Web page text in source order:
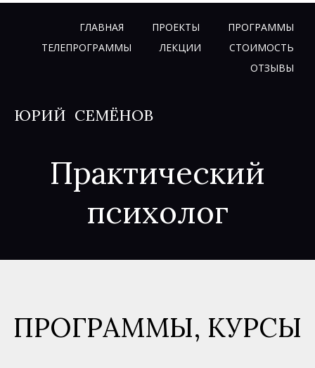
ГЛАВНАЯ ПРОЕКТЫ
ПРОГРАММЫ
ТЕЛЕПРОГРАММЫ
ЛЕКЦИИ
СТОИМОСТЬ
ОТЗЫВЫ
ЮРИЙ СЕМЁНОВ
Практический
психолог
ПРОГРАММЫ, КУРСЫ